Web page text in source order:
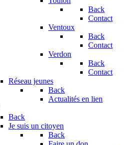
Back
Contact
Ventoux
Back
Contact
Verdon
Back
Contact
Réseau jeunes
Back
Actualités en lien
Back
Je suis un citoyen
Back